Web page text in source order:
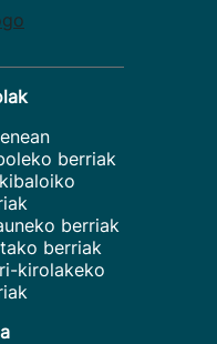
berriak
berriak
berriak
kirolakeko